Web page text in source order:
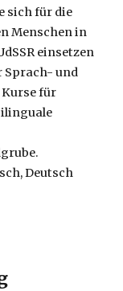
sich für die
Menschen in
einsetzen
Sprach- und
für
Deutsch